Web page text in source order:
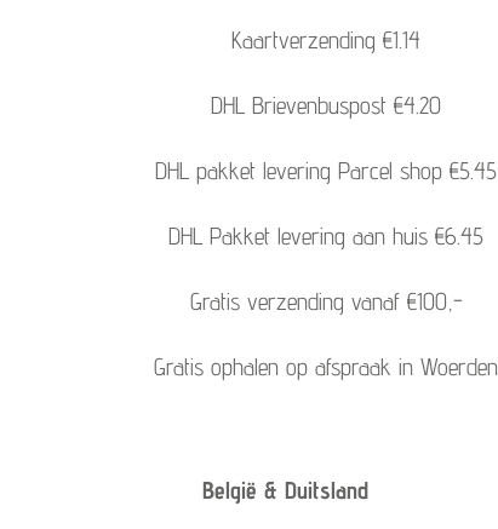
Kaartverzending €1.14
DHL Brievenbuspost €4.20
DHL pakket levering Parcel shop €5.45
DHL Pakket levering aan huis €6.45
Gratis verzending vanaf €100,-
Gratis ophalen op afspraak in Woerden
België & Duitsland